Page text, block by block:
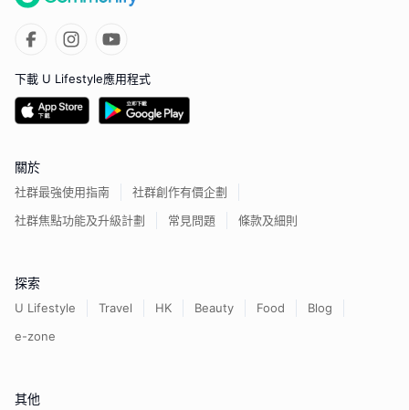
下載 U Lifestyle應用程式
關於
社群最強使用指南
社群創作有價企劃
社群焦點功能及升級計劃
常見問題 條款及細則
探索
U Lifestyle Travel HK Beauty Food
Blog
e-zone
其他